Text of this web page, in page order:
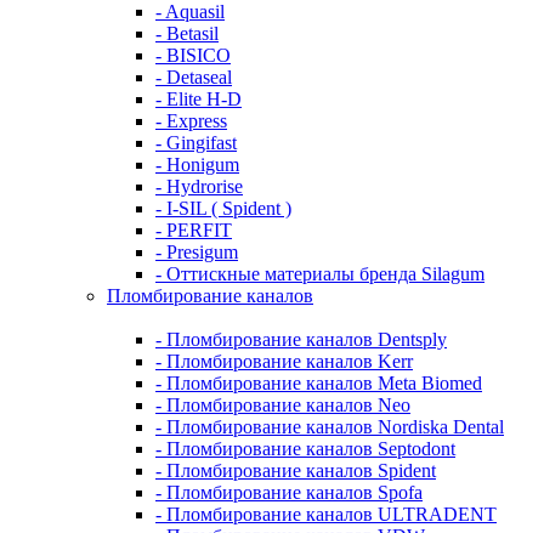
- Aquasil
- Betasil
- BISICO
- Detaseal
- Elite H-D
- Express
- Gingifast
- Honigum
- Hydrorise
- I-SIL ( Spident )
- PERFIT
- Presigum
- Оттискные материалы бренда Silagum
Пломбирование каналов
- Пломбирование каналов Dentsply
- Пломбирование каналов Kerr
- Пломбирование каналов Meta Biomed
- Пломбирование каналов Neo
- Пломбирование каналов Nordiska Dental
- Пломбирование каналов Septodont
- Пломбирование каналов Spident
- Пломбирование каналов Spofa
- Пломбирование каналов ULTRADENT